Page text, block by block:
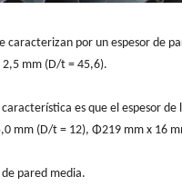
caracterizan por un espesor de
mm (D/t = 45,6).
es que el espesor
mm (D/t = 12), Φ219 mm x 16
pared media.